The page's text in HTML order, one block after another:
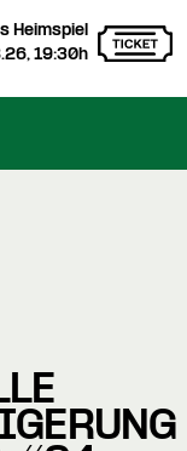
Heimspiel
19:30h